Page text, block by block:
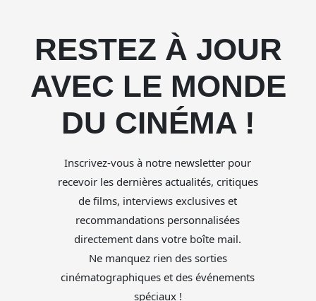
RESTEZ À JOUR
AVEC LE MONDE
DU CINÉMA !
Inscrivez-vous à notre newsletter pour
recevoir les dernières actualités, critiques
de films, interviews exclusives et
recommandations personnalisées
directement dans votre boîte mail.
Ne manquez rien des sorties
cinématographiques et des événements
spéciaux !